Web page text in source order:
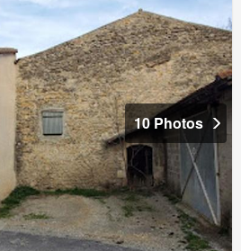
10 Photos